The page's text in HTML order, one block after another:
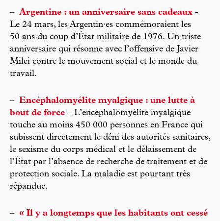
– Argentine : un anniversaire sans cadeaux -
Le 24 mars, les Argentin·es commémoraient les
50 ans du coup d’État militaire de 1976. Un triste
anniversaire qui résonne avec l’offensive de Javier
Milei contre le mouvement social et le monde du
travail.
– Encéphalomyélite myalgique : une lutte à
bout de force – L’encéphalomyélite myalgique
touche au moins 450 000 personnes en France qui
subissent directement le déni des autorités sanitaires,
le sexisme du corps médical et le délaissement de
l’État par l’absence de recherche de traitement et de
protection sociale. La maladie est pourtant très
répandue.
–
« Il y a longtemps que les habitants ont cessé